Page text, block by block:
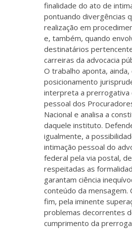
finalidade do ato de
pontuando divergências
realização em
e, também, quando
destinatários
carreiras da advocacia
O trabalho aponta, ainda,
posicionamento
interpreta a prerrogativa
pessoal dos
Nacional e analisa a
daquele instituto.
igualmente, a
intimação pessoal do
federal pela via postal,
respeitadas as
garantam ciência
conteúdo da mensagem.
fim, pela iminente
problemas decorrentes
cumprimento da